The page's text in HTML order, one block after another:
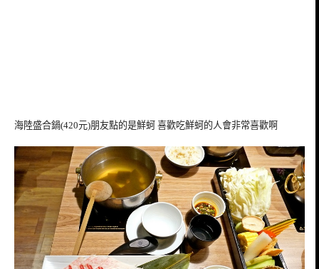
海陸盛合鍋(420元)朋友點的是鮮蚵 喜歡吃鮮蚵的人會非常喜歡啊